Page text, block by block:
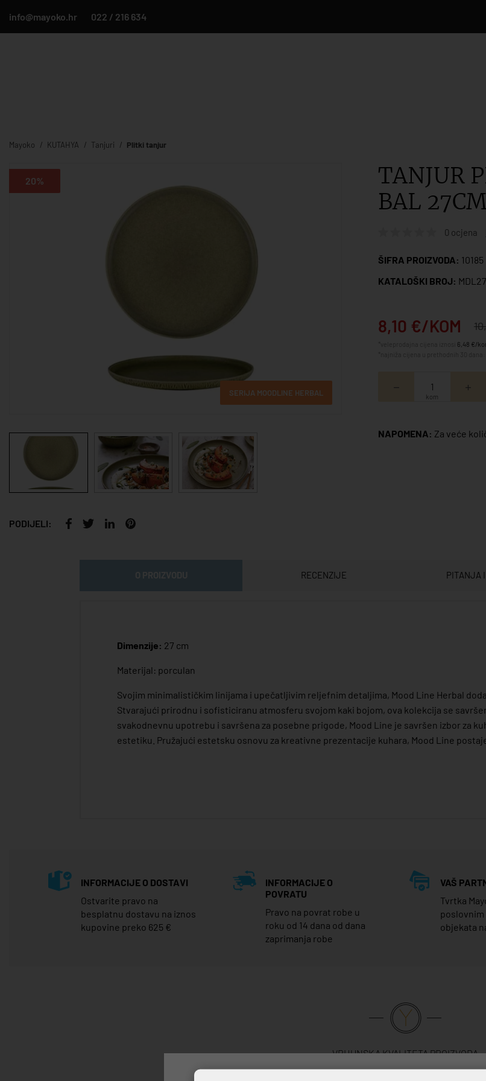
info@mayoko.hr 022 / 216 634
Mayoko KUTAHYA Tanjuri Plitki tanjur
20%
SERIJA MOODLINE HERBAL
PODIJELI:
TANJUR
BAL
0 ocjena
ŠIFRA PROIZVODA: 10185
KATALOŠKI BROJ:
8,10 €/KOM
6,48 €/
kom
NAPOMENA: Za veće
RECENZIJE PITANJA I
Dimenzije: 27 cm
Materijal: porculan
Svojim minimalističkim linijama i upečatljivim reljefnim detaljima, Mood Line Herbal
Stvarajući prirodnu i sofisticiranu atmosferu svojom kaki bojom, ova kolekcija se
svakodnevnu upotrebu i savršena za posebne prigode, Mood Line je savršen izbor za
estetiku. Pružajući estetsku osnovu za kreativne prezentacije kuhara, Mood Line
INFORMACIJE O DOSTAVI
Ostvarite pravo na
besplatnu dostavu na iznos
kupovine preko 625 €
INFORMACIJE O
POVRATU
Pravo na povrat robe u
roku od 14 dana od dana
zaprimanja robe
VAŠ
Tvrtka
objekata
VRHUNSKA KVALITETA PROIZVODA